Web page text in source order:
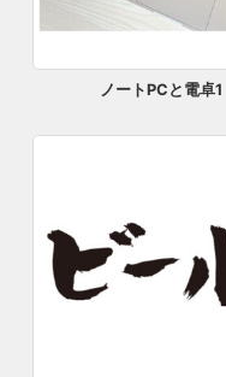
ノートPCと電卓1